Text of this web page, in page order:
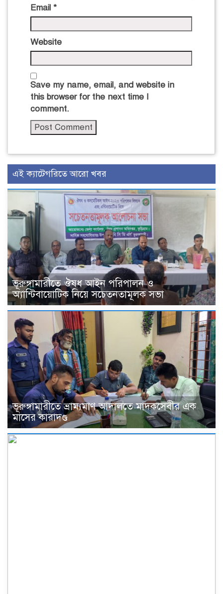
Email *
Website
Save my name, email, and website in
this browser for the next time I
comment.
এই ক্যাটেগরিতে আরো খবর
ভূরুঙ্গামারীতে ঔষধ আইন পরিপালন ও
অ্যান্টিবায়োটিক নিয়ে সচেতনতামূলক সভা
ভূরুঙ্গামারীতে ভ্রাম্যমাণ আদালতে মাদকসেবীর এক
মাসের কারাদণ্ড